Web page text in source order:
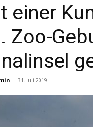
einer
Zoo-
- 31. Juli 2019